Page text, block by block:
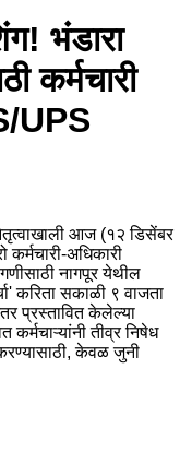
भंडारा
कर्मचारी
UPS
आज (१२ डिसेंबर
कर्मचारी-अधिकारी
नागपूर येथील
करिता सकाळी ९ वाजता
प्रस्तावित केलेल्या
तीव्र निषेध
केवळ जुनी